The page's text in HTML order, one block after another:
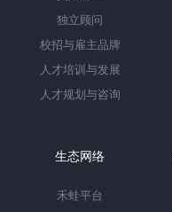
独立顾问
校招与雇主品牌
人才培训与发展
人才规划与咨询
生态网络
禾蛙平台